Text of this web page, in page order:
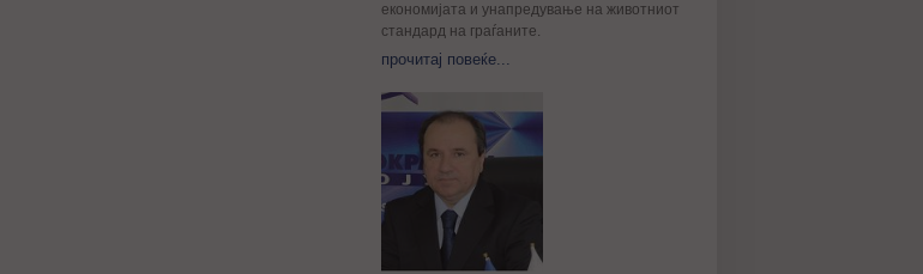
економијата и унапредување на животниот
стандард на граѓаните.
прочитај повеќе...